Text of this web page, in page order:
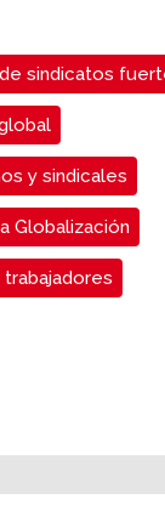
sindicatos
y sindicales
Globalización